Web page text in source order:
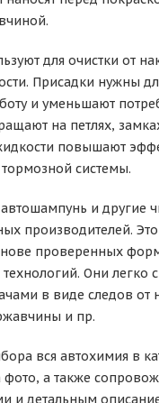
для очистки от
Присадки нужны
и уменьшают
на петлях,
повышают
системы.
автошампунь и другие
производителей.
проверенных
Они легко
в виде следов от
и пр.
вся автохимия в
фото, а также
и детальным